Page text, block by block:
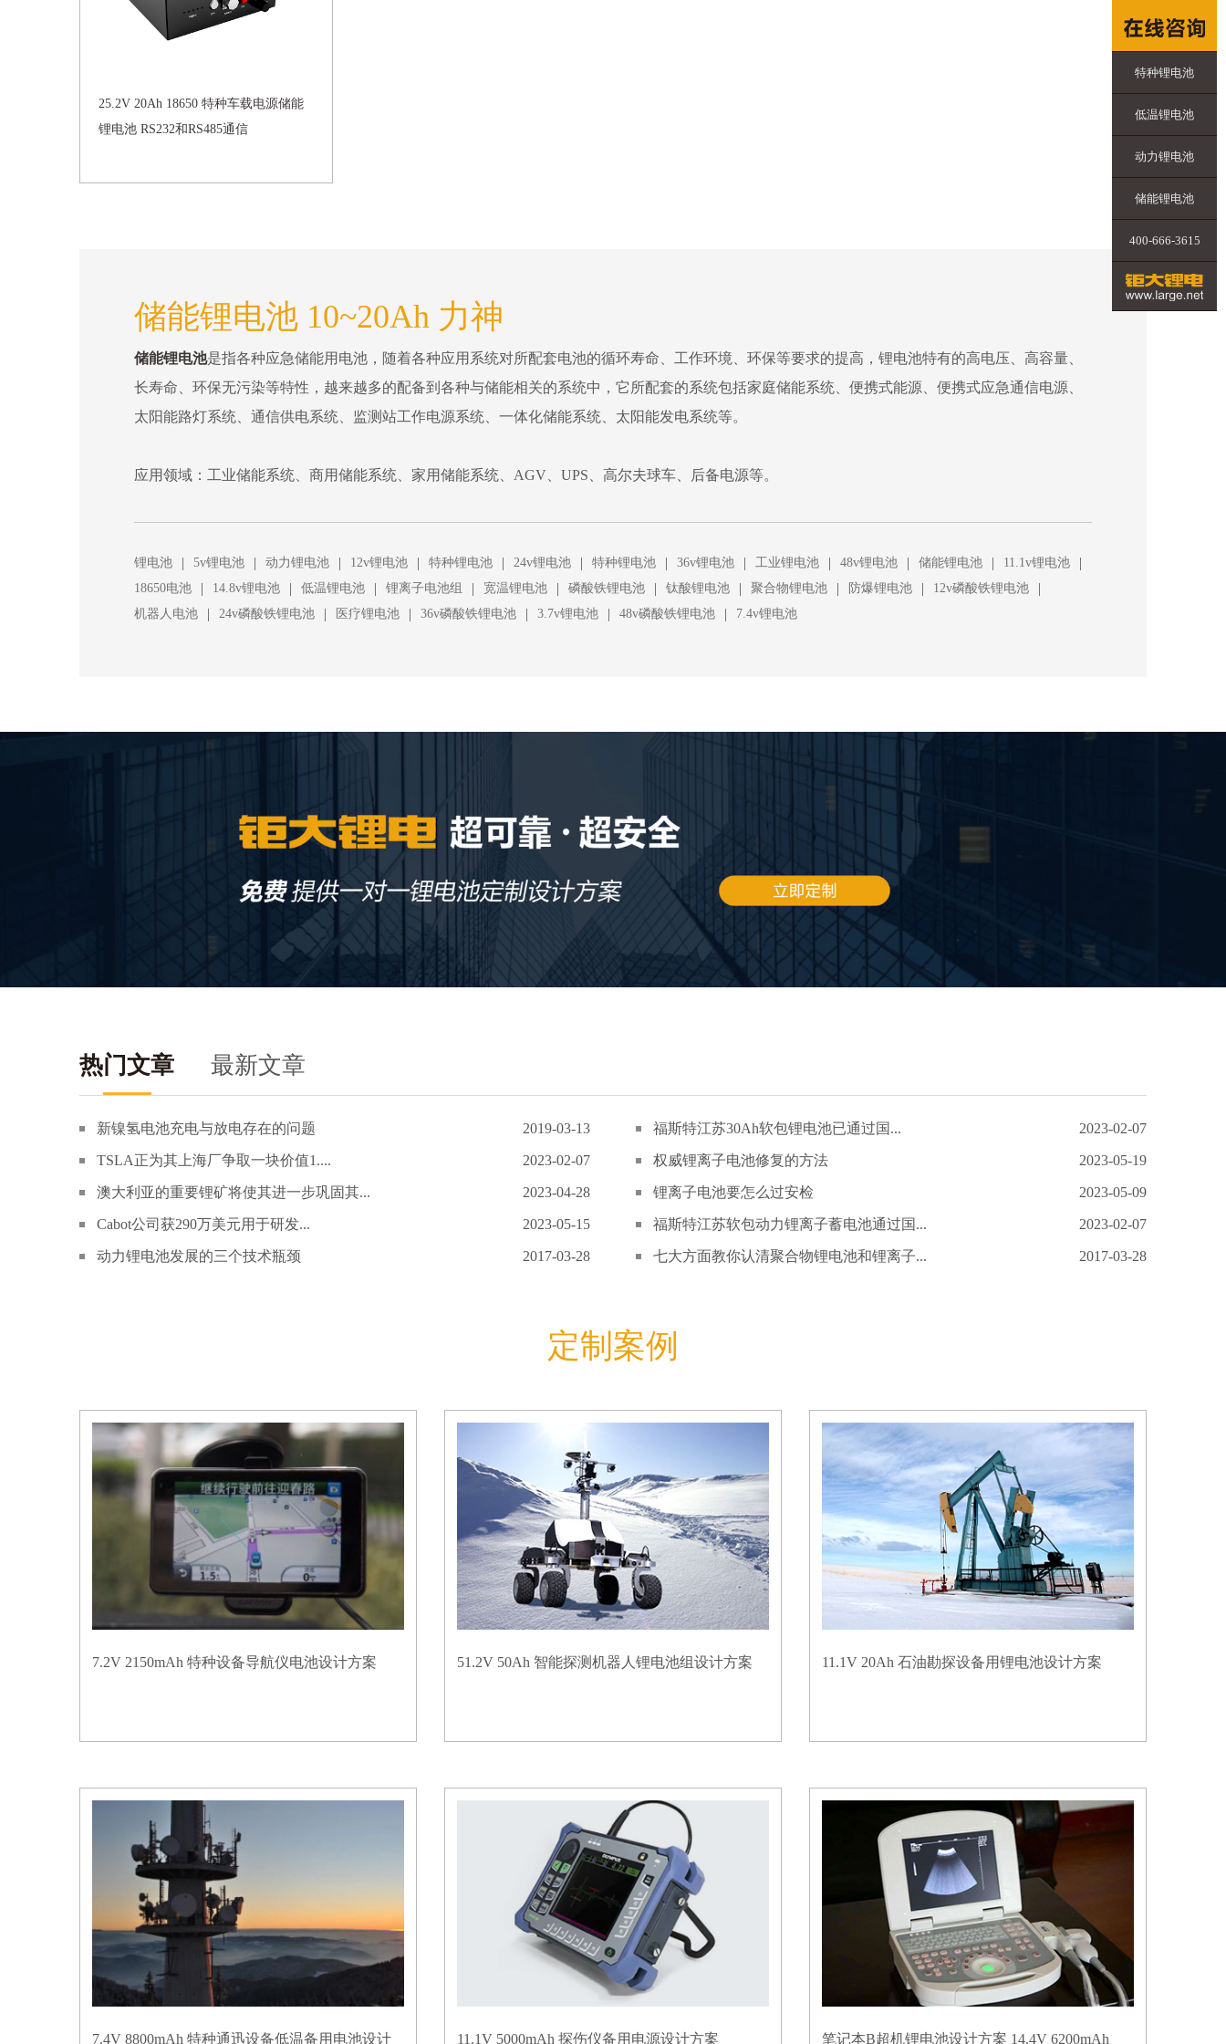
25.2V 20Ah 18650 特种车载电源储能
锂电池 RS232和RS485通信
储能锂电池 10~20Ah 力神
储能锂电池是指各种应急储能用电池，随着各种应用系统对所配套电池的循环寿命、工作环境、环保等要求的提高，锂电池特有的高电压、高容量、
长寿命、环保无污染等特性，越来越多的配备到各种与储能相关的系统中，它所配套的系统包括家庭储能系统、便携式能源、便携式应急通信电源、
太阳能路灯系统、通信供电系统、监测站工作电源系统、一体化储能系统、太阳能发电系统等。
应用领域：工业储能系统、商用储能系统、家用储能系统、AGV、UPS、高尔夫球车、后备电源等。
锂电池 | 5v锂电池 | 动力锂电池 | 12v锂电池 | 特种锂电池 | 24v锂电池 | 特种锂电池 | 36v锂电池 | 工业锂电池 | 48v锂电池 | 储能锂电池 | 11.1v锂电池 |
18650电池 | 14.8v锂电池 | 低温锂电池 | 锂离子电池组 | 宽温锂电池 | 磷酸铁锂电池 | 钛酸锂电池 | 聚合物锂电池 | 防爆锂电池 | 12v磷酸铁锂电池 |
机器人电池 | 24v磷酸铁锂电池 | 医疗锂电池 | 36v磷酸铁锂电池 | 3.7v锂电池 | 48v磷酸铁锂电池 | 7.4v锂电池
热门文章 最新文章
新镍氢电池充电与放电存在的问题 2019-03-13 福斯特江苏30Ah软包锂电池已通过国... 2023-02-07
TSLA正为其上海厂争取一块价值1.... 2023-02-07 权威锂离子电池修复的方法 2023-05-19
澳大利亚的重要锂矿将使其进一步巩固其... 2023-04-28 锂离子电池要怎么过安检 2023-05-09
Cabot公司获290万美元用于研发... 2023-05-15 福斯特江苏软包动力锂离子蓄电池通过国... 2023-02-07
动力锂电池发展的三个技术瓶颈 2017-03-28 七大方面教你认清聚合物锂电池和锂离子... 2017-03-28
定制案例
7.2V 2150mAh 特种设备导航仪电池设计方案 51.2V 50Ah 智能探测机器人锂电池组设计方案 11.1V 20Ah 石油勘探设备用锂电池设计方案
7.4V 8800mAh 特种通迅设备低温备用电池设计 11.1V 5000mAh 探伤仪备用电源设计方案 笔记本B超机锂电池设计方案 14.4V 6200mAh
特种锂电池
低温锂电池
动力锂电池
储能锂电池
400-666-3615